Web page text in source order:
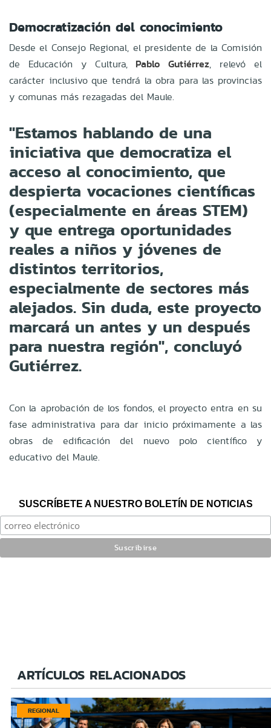
Democratización del conocimiento
Desde el Consejo Regional, el presidente de la Comisión
de Educación y Cultura, Pablo Gutiérrez, relevó el
carácter inclusivo que tendrá la obra para las provincias
y comunas más rezagadas del Maule.
"Estamos hablando de una
iniciativa que democratiza el
acceso al conocimiento, que
despierta vocaciones científicas
(especialmente en áreas STEM)
y que entrega oportunidades
reales a niños y jóvenes de
distintos territorios,
especialmente de sectores más
alejados. Sin duda, este proyecto
marcará un antes y un después
para nuestra región", concluyó
Gutiérrez.
Con la aprobación de los fondos, el proyecto entra en su
fase administrativa para dar inicio próximamente a las
obras de edificación del nuevo polo científico y
educativo del Maule.
SUSCRÍBETE A NUESTRO BOLETÍN DE NOTICIAS
ARTÍCULOS RELACIONADOS
REGIONAL